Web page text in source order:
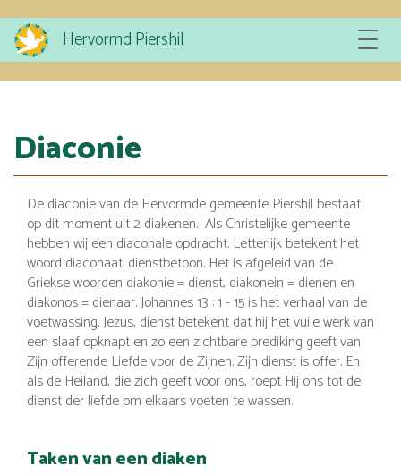
Overslaan
naar
de
Hervormd Piershil
Toggle
Diaconie
De diaconie van de Hervormde gemeente Piershil bestaat
op dit moment uit 2 diakenen. Als Christelijke gemeente
hebben wij een diaconale opdracht. Letterlijk betekent het
woord diaconaat: dienstbetoon. Het is afgeleid van de
Griekse woorden diakonie = dienst, diakonein = dienen en
diakonos = dienaar. Johannes 13 : 1 - 15 is het verhaal van de
voetwassing. Jezus, dienst betekent dat hij het vuile werk van
een slaaf opknapt en zo een zichtbare prediking geeft van
Zijn offerende Liefde voor de Zijnen. Zijn dienst is offer. En
als de Heiland, die zich geeft voor ons, roept Hij ons tot de
dienst der liefde om elkaars voeten te wassen.
Taken van een diaken